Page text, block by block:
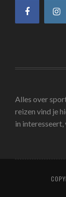
Alles over
reizen vind je
in interesseert,